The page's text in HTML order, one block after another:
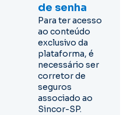
de senha
Para ter acesso
ao conteúdo
exclusivo da
plataforma, é
necessário ser
corretor de
seguros
associado ao
Sincor-SP.